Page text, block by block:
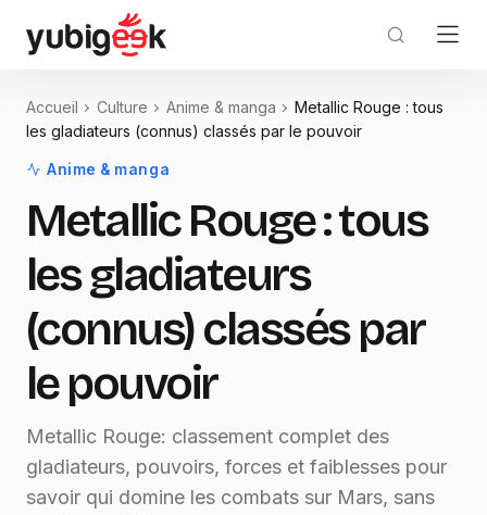
Accueil Culture Anime & manga
Metallic Rouge : tous
les gladiateurs (connus) classés par le pouvoir
Anime & manga
Metallic Rouge : tous
les gladiateurs
(connus) classés par
le pouvoir
Metallic Rouge: classement complet des
gladiateurs, pouvoirs, forces et faiblesses pour
savoir qui domine les combats sur Mars, sans